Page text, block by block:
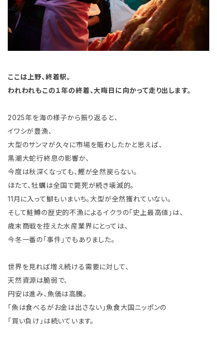
ここは上野、終着駅。
われわれもこの１年の終着、大晦日に向かって走り出します。
2025年を海の様子から振り返ると、
イワシが豊漁、
大型のサンマが久々に市場を賑わしたかと思えば、
黒潮大蛇行終息の影響か、
今度は秋深くなっても、鰹が全然戻らない。
ほたて、牡蠣は全国で斃死が続き壊滅的。
11月に入って鰤もいまいち。大型が全然獲れていない。
そして鮭鱒の歴史的不漁によるイクラの「史上最高値」は、
歳末商戦を控えた水産業界にとっては、
今冬一番の「事件」でもありました。
世界を見れば増え続ける需要に対して、
天然資源は脆弱で、
円安は進み、魚価は高騰。
「魚は食べるがお金は出さない」魚食大国ニッポンの
「買い負け」は続いています。